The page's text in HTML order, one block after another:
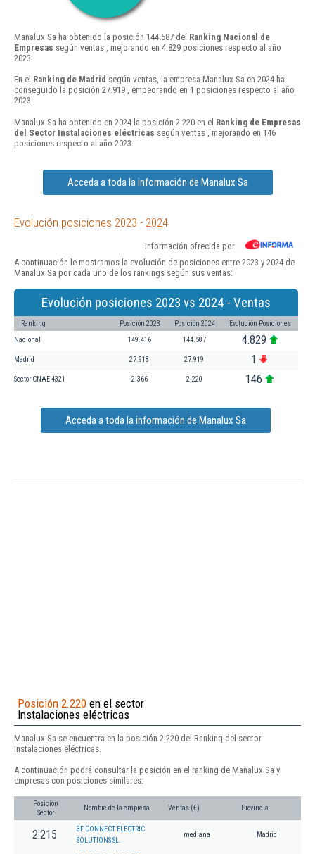
Manalux Sa ha obtenido la posición 144.587 del Ranking Nacional de
Empresas según ventas , mejorando en 4.829 posiciones respecto al año
2023.
En el Ranking de Madrid según ventas, la empresa Manalux Sa en 2024 ha
conseguido la posición 27.919 , empeorando en 1 posiciones respecto al año
2023.
Manalux Sa ha obtenido en 2024 la posición 2.220 en el Ranking de Empresas
del Sector Instalaciones eléctricas según ventas , mejorando en 146
posiciones respecto al año 2023.
Acceda a toda la información de Manalux Sa
Evolución posiciones 2023 - 2024
Información ofrecida por
A continuación le mostramos la evolución de posiciones entre 2023 y 2024 de
Manalux Sa por cada uno de los rankings según sus ventas:
Evolución posiciones 2023 vs 2024 - Ventas
Ranking Posición 2023 Posición 2024 Evolución Posiciones
Nacional 149.416 144.587 4.829
Madrid 27.918 27.919 1
Sector CNAE 4321 2.366 2.220 146
Acceda a toda la información de Manalux Sa
Posición 2.220 en el sector
Instalaciones eléctricas
Manalux Sa se encuentra en la posición 2.220 del Ranking del sector
Instalaciones eléctricas.
A continuación podrá consultar la posición en el ranking de Manalux Sa y
empresas con posiciones similares:
Posición
Sector
Nombre de la empresa Ventas (€) Provincia
2.215
3F CONNECT ELECTRIC
SOLUTIONS SL.
mediana Madrid